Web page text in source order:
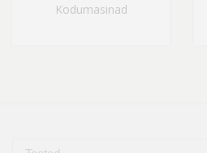
Kodumasinad